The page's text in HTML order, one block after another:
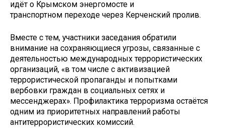
идёт о Крымском энергомосте и
транспортном переходе через Керченский пролив.
Вместе с тем, участники заседания обратили
внимание на сохраняющиеся угрозы, связанные с
деятельностью международных террористических
организаций, «в том числе с активизацией
террористической пропаганды и попытками
вербовки граждан в социальных сетях и
мессенджерах». Профилактика терроризма остаётся
одним из приоритетных направлений работы
антитеррористических комиссий.